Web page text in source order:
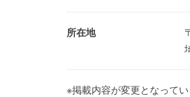
所在地
※掲載内容が変更となって